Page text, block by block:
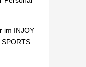
im INJOY